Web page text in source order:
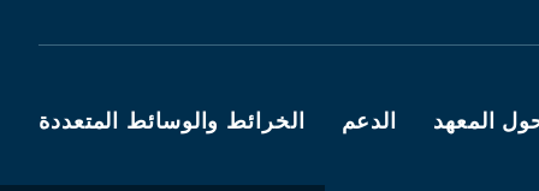
المعهد الدعم الخرائط والوسائط المتعددة